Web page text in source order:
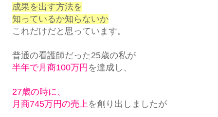
成果を出す方法を
知っているか知らないか
これだけだと思っています。
普通の看護師だった25歳の私が
半年で月商100万円 を達成し、
27歳の時に、
月商745万円の売上 を創り出しましたが